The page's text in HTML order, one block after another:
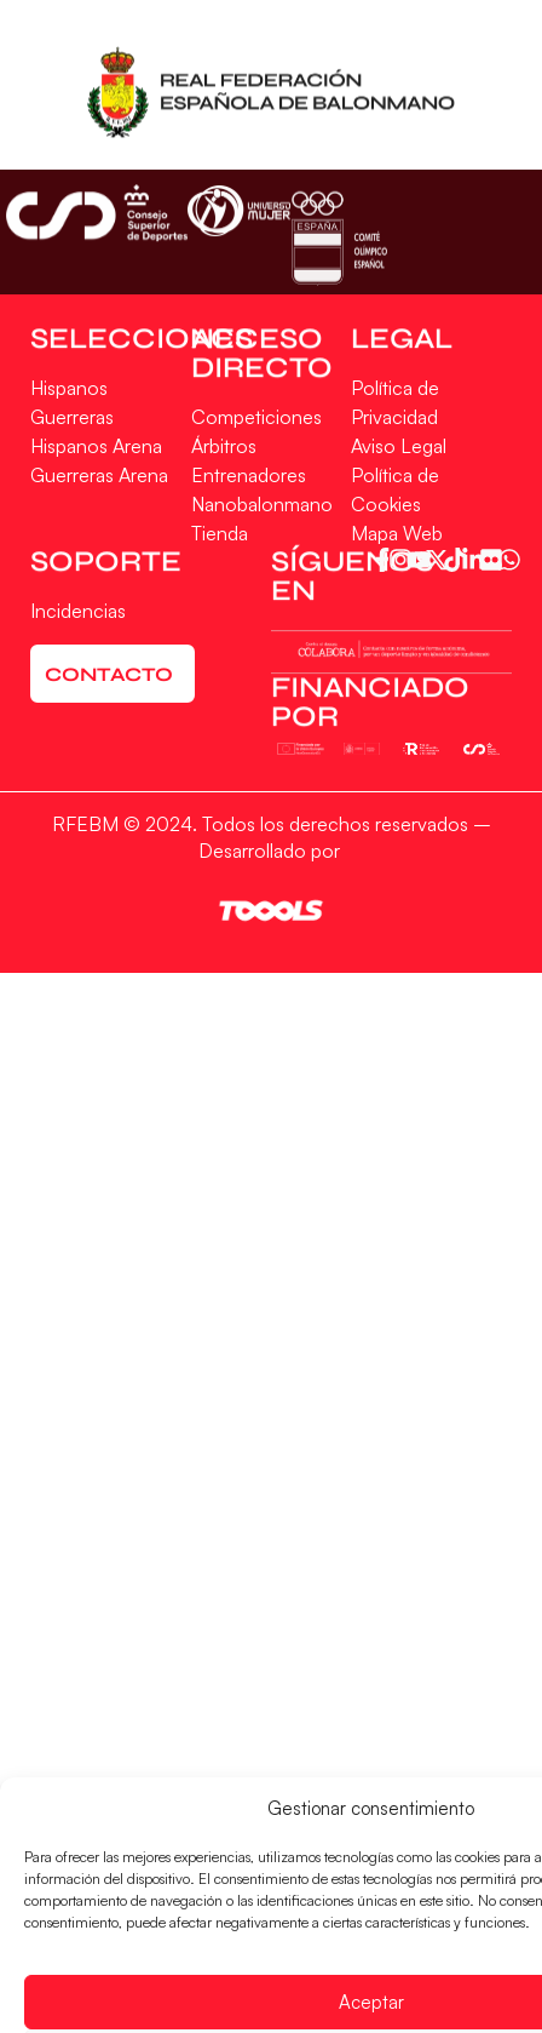
Gestionar consentimiento
Para ofrecer las mejores experiencias, utilizamos tecnologías como las cookies para
información del dispositivo. El consentimiento de estas tecnologías nos permitirá
comportamiento de navegación o las identificaciones únicas en este sitio. No
consentimiento, puede afectar negativamente a ciertas características y funciones.
Aceptar
SELECCIONES
Hispanos
Guerreras
Hispanos Arena
Guerreras Arena
ACCESO
DIRECTO
Competiciones
Árbitros
Entrenadores
Nanobalonmano
Tienda
LEGAL
Política de
Privacidad
Aviso Legal
Política de
Cookies
Mapa Web
SOPORTE
Incidencias
CONTACTO
SÍGUENOS
EN
FINANCIADO
POR
RFEBM © 2024. Todos los derechos reservados –
Desarrollado por